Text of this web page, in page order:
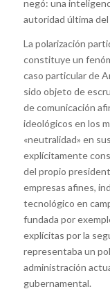
negó: una
autoridad última del
La polarización
constituye un
caso particular de
sido objeto de
de comunicación
ideológicos en los
«neutralidad» en
explícitamente
del propio
empresas afines,
tecnológico en
fundada por
explícitas por la
representaba un
administración
gubernamental.